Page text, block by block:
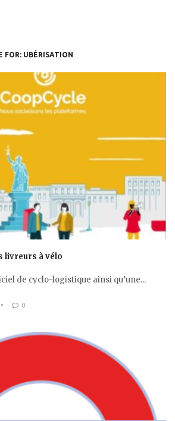
FOR: UBÉRISATION
livreurs à vélo
de cyclo-logistique ainsi qu’une...
• 0